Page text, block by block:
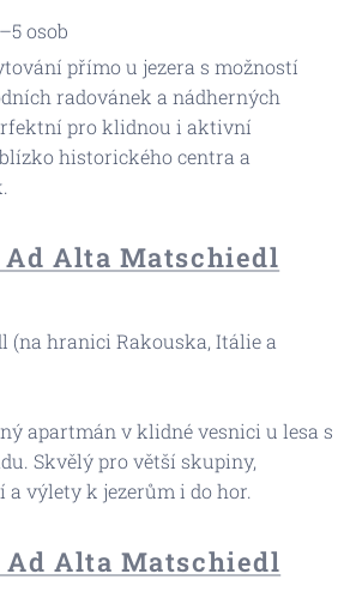
osob
přímo u jezera s možností
radovánek a nádherných
pro klidnou i aktivní
historického centra a
Alta Matschiedl
(na hranici Rakouska, Itálie a
apartmán v klidné vesnici u lesa s
Skvělý pro větší skupiny,
výlety k jezerům i do hor.
Ad Alta Matschiedl